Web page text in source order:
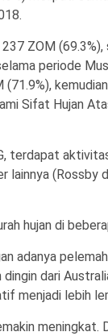
ZOM
periode
Sifat Hujan
terdapat
(Rossby
hujan di
adanya
dari
menjadi lebih
meningkat.